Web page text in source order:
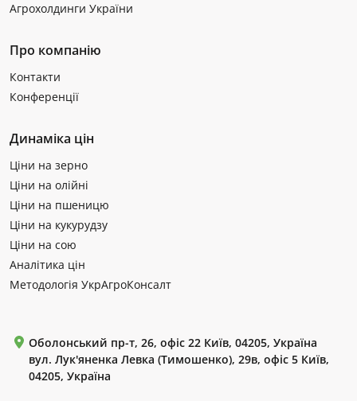
Агрохолдинги України
Про компанію
Контакти
Конференції
Динаміка цін
Ціни на зерно
Ціни на олійні
Ціни на пшеницю
Ціни на кукурудзу
Ціни на сою
Аналітика цін
Методологія УкрАгроКонсалт
Оболонський пр-т, 26, офіс 22 Київ, 04205, Україна
вул. Лук'яненка Левка (Тимошенко), 29в, офіс 5 Київ,
04205, Україна